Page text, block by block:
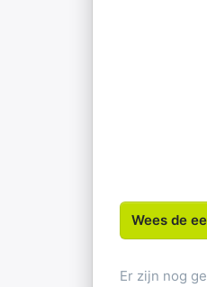
Wees de
Er zijn nog